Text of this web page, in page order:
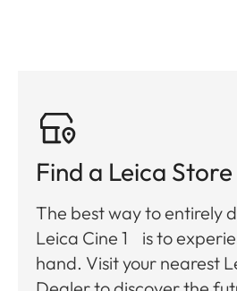
Find a Leica
The best way to entirely
Leica Cine 1 is to
hand. Visit your nearest